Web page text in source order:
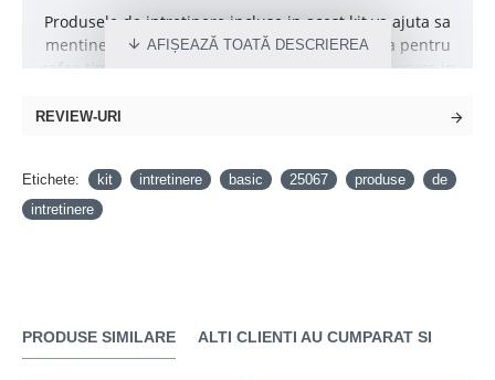
Produsele de intretinere incluse in acest kit va ajuta sa
mentineti si sa curatati aparatul dumneavostra pentru
cafea timp de mai multe luni. Astfel, va puteti bucura in
latte macchiato si alte speciliati din cafea.
care aveti nevoie. El este compus din
REVIEW-URI
Etichete: kit intretinere basic 25067 produse
de
intretinere
PRODUSE SIMILARE ALTI CLIENTI AU CUMPARAT SI